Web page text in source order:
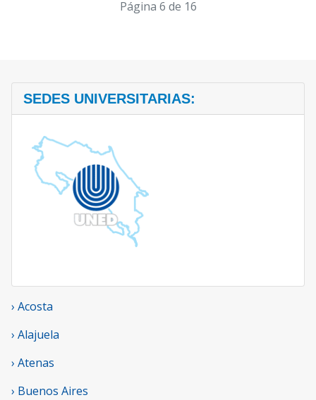
Página 6 de 16
SEDES UNIVERSITARIAS:
› Acosta
› Alajuela
› Atenas
› Buenos Aires